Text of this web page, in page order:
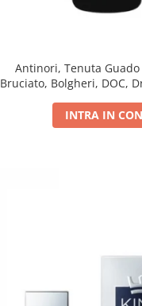
Antinori, Tenuta Guado
Bruciato, Bolgheri, DOC,
INTRA IN